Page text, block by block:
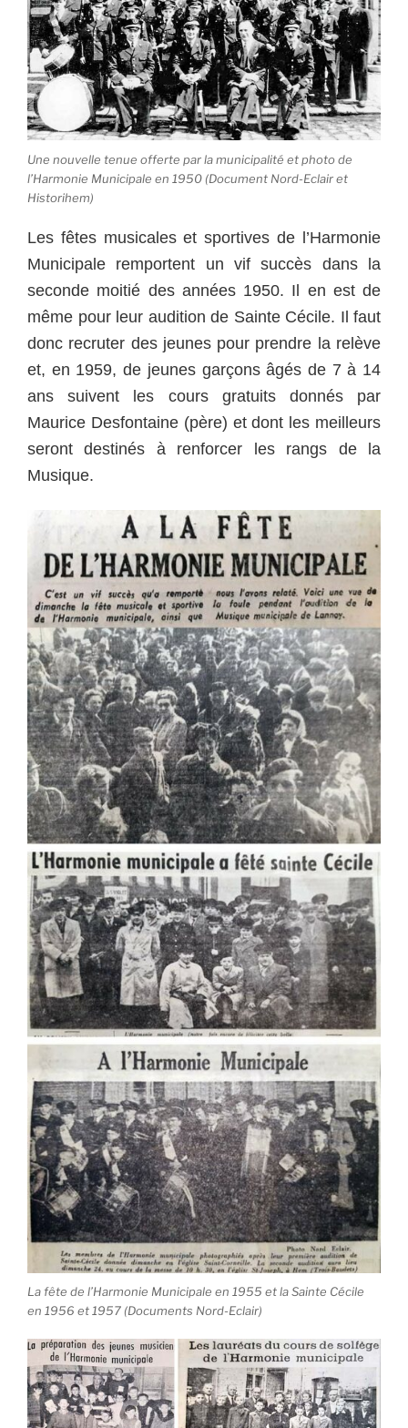
Une nouvelle tenue offerte par la municipalité et photo de
l’Harmonie Municipale en 1950 (Document Nord-Eclair et
Historihem)
Les fêtes musicales et sportives de l’Harmonie
Municipale remportent un vif succès dans la
seconde moitié des années 1950. Il en est de
même pour leur audition de Sainte Cécile. Il faut
donc recruter des jeunes pour prendre la relève
et, en 1959, de jeunes garçons âgés de 7 à 14
ans suivent les cours gratuits donnés par
Maurice Desfontaine (père) et dont les meilleurs
seront destinés à renforcer les rangs de la
Musique.
La fête de l’Harmonie Municipale en 1955 et la Sainte Cécile
en 1956 et 1957 (Documents Nord-Eclair)